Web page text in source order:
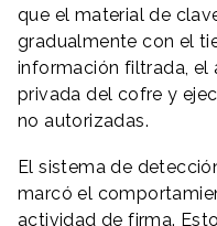
que el material de
gradualmente con el
información filtrada, el
privada del cofre y
no autorizadas.
El sistema de
marcó el
actividad de firma.